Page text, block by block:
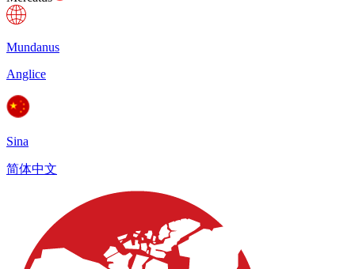
Mundanus
Anglice
Sina
简体中文